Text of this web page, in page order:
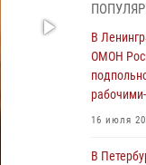
В
задержал
летнему
06
В
ОМОН
16 июля
В